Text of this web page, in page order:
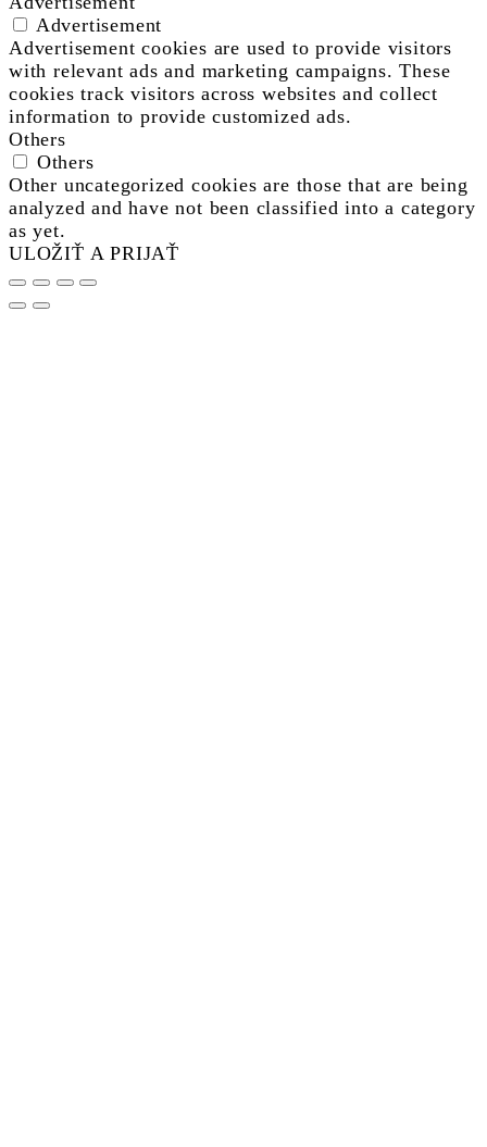
Advertisement
Advertisement cookies are used to provide visitors
with relevant ads and marketing campaigns. These
cookies track visitors across websites and collect
information to provide customized ads.
Others
Others
Other uncategorized cookies are those that are being
analyzed and have not been classified into a category
as yet.
ULOŽIŤ A PRIJAŤ